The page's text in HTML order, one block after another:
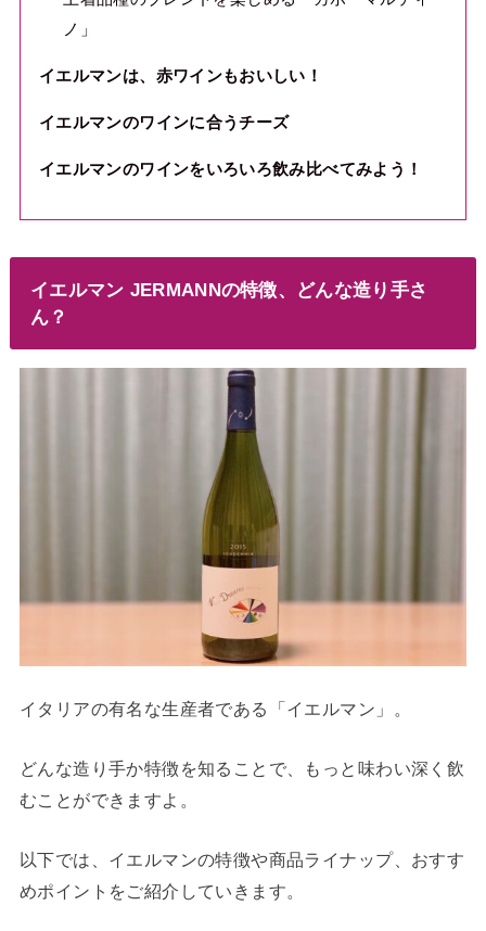
ノ」
イエルマンは、赤ワインもおいしい！
イエルマンのワインに合うチーズ
イエルマンのワインをいろいろ飲み比べてみよう！
イエルマン JERMANNの特徴、どんな造り手さ
ん？
イタリアの有名な生産者である「イエルマン」。
どんな造り手か特徴を知ることで、もっと味わい深く飲
むことができますよ。
以下では、イエルマンの特徴や商品ライナップ、おすす
めポイントをご紹介していきます。